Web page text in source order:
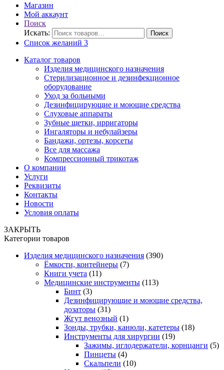
Магазин
Мой аккаунт
Поиск
Искать:
Поиск
Список желаний 3
Каталог товаров
Изделия медицинского назначения
Стерилизационное и дезинфекционное
оборудование
Уход за больными
Дезинфицирующие и моющие средства
Слуховые аппараты
Зубные щетки, ирригаторы
Ингаляторы и небулайзеры
Бандажи, ортезы, корсеты
Все для массажа
Компрессионный трикотаж
О компании
Услуги
Реквизиты
Контакты
Новости
Условия оплаты
ЗАКРЫТЬ
Категории товаров
Изделия медицинского назначения (390)
Ёмкости, контейнеры (7)
Книги учета (11)
Медицинские инструменты (113)
Бинт (3)
Дезинфицирующие и моющие средства,
дозаторы (31)
Жгут венозный (1)
Зонды, трубки, канюли, катетеры (18)
Инструменты для хирургии (19)
Зажимы, иглодержатели, корнцанги (5)
Пинцеты (4)
Скальпели (10)